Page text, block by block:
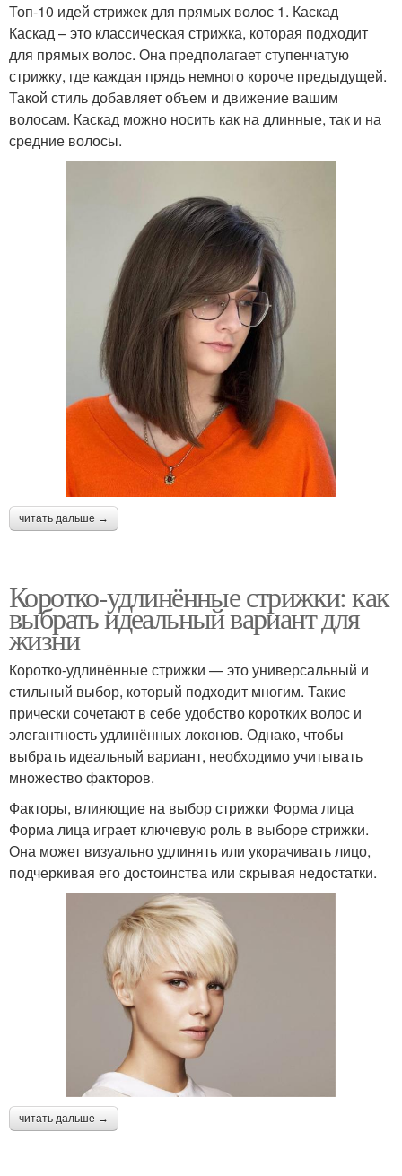
Топ-10 идей стрижек для прямых волос 1. Каскад
Каскад – это классическая стрижка, которая подходит
для прямых волос. Она предполагает ступенчатую
стрижку, где каждая прядь немного короче предыдущей.
Такой стиль добавляет объем и движение вашим
волосам. Каскад можно носить как на длинные, так и на
средние волосы.
читать дальше →
Коротко-удлинённые стрижки: как
выбрать идеальный вариант для
жизни
Коротко-удлинённые стрижки — это универсальный и
стильный выбор, который подходит многим. Такие
прически сочетают в себе удобство коротких волос и
элегантность удлинённых локонов. Однако, чтобы
выбрать идеальный вариант, необходимо учитывать
множество факторов.
Факторы, влияющие на выбор стрижки Форма лица
Форма лица играет ключевую роль в выборе стрижки.
Она может визуально удлинять или укорачивать лицо,
подчеркивая его достоинства или скрывая недостатки.
читать дальше →